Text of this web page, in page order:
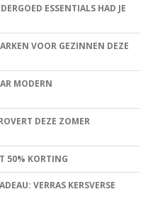
ESSENTIALS HAD JE
VOOR GEZINNEN DEZE
MODERN
DEZE ZOMER
50% KORTING
VERRAS KERSVERSE